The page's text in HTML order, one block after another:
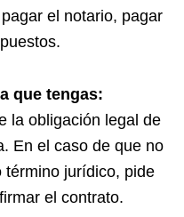
el notario, pagar
que tengas:
la obligación legal de
En el caso de que no
término jurídico, pide
el contrato.